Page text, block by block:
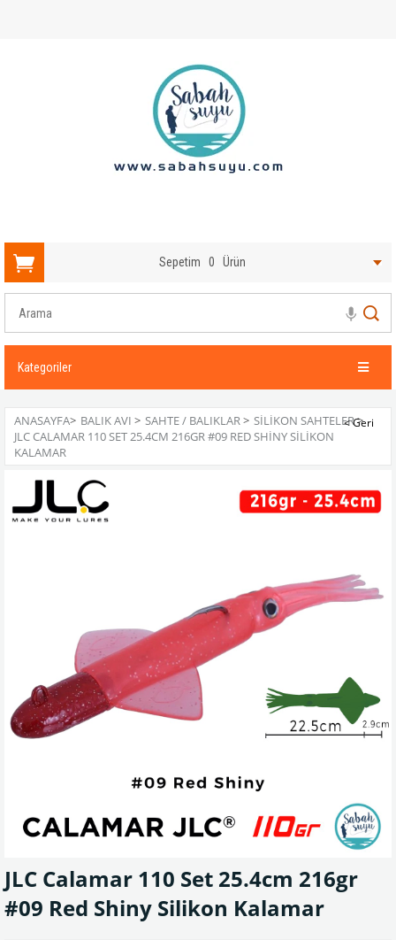
Sepetim 0 Ürün
Kategoriler
ANASAYFA> BALIK AVI > SAHTE / BALIKLAR> SILIKON SAHTELER>
JLC CALAMAR 110 SET 25.4CM 216GR #09 RED SHINY SILIKON
KALAMAR
JLC Calamar 110 Set 25.4cm 216gr
#09 Red Shiny Silikon Kalamar